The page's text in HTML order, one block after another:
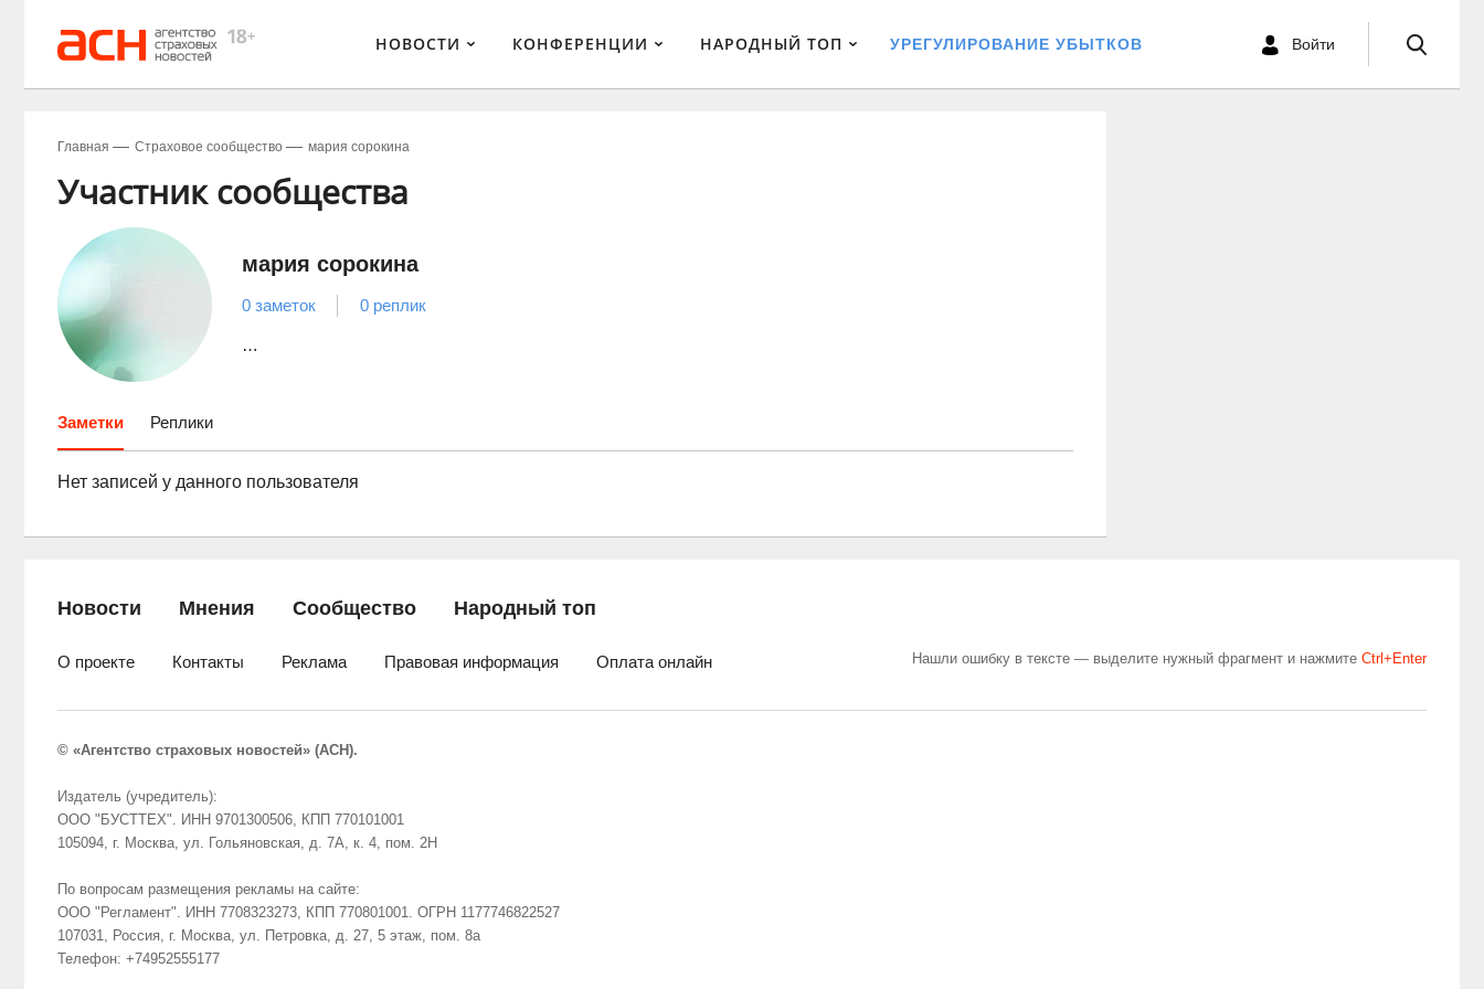
НОВОСТИ КОНФЕРЕНЦИИ НАРОДНЫЙ ТОП УРЕГУЛИРОВАНИЕ УБЫТКОВ Войти
Главная Страховое сообщество мария сорокина
Участник сообщества
мария сорокина
0 заметок 0 реплик
…
Заметки Реплики
Нет записей у данного пользователя
Новости Мнения Сообщество Народный топ
О проекте Контакты Реклама Правовая информация Оплата онлайн Нашли ошибку в тексте — выделите нужный фрагмент и нажмите Сtrl+Enter
© «Агентство страховых новостей» (АСН).
Издатель (учредитель):
ООО "БУСТТЕХ". ИНН 9701300506, КПП 770101001
105094, г. Москва, ул. Гольяновская, д. 7А, к. 4, пом. 2Н
По вопросам размещения рекламы на сайте:
ООО "Регламент". ИНН 7708323273, КПП 770801001. ОГРН 1177746822527
107031, Россия, г. Москва, ул. Петровка, д. 27, 5 этаж, пом. 8а
Телефон: +74952555177